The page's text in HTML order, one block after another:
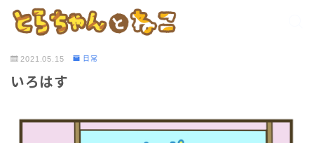
2021.05.15 日常
いろはす